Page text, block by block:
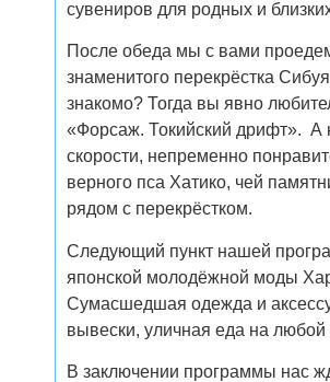
сувениров для родных и
После обеда мы с вами
знаменитого перекрёстка
знакомо? Тогда вы явно
«Форсаж. Токийский дрифт». А
скорости, непременно
верного пса Хатико, чей
рядом с перекрёстком.
Следующий пункт нашей
японской молодёжной моды
Сумасшедшая одежда и
вывески, уличная еда на любой
В заключении программы нас